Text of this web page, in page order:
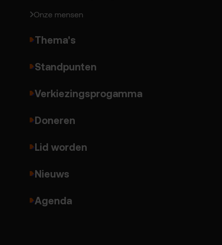
Onze mensen
Thema's
Standpunten
Verkiezingsprogamma
Doneren
Lid worden
Nieuws
Agenda